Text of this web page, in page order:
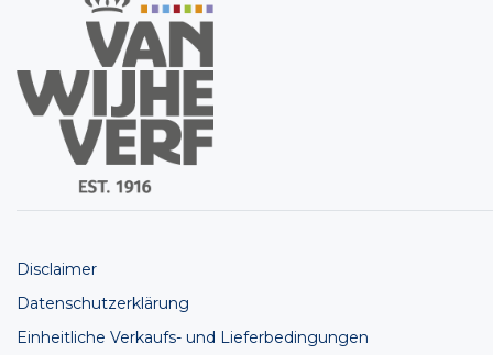
Disclaimer
Datenschutzerklärung
Einheitliche Verkaufs- und Lieferbedingungen